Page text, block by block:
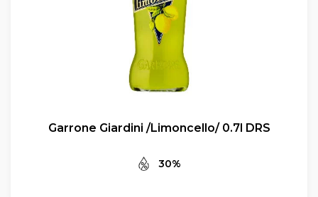
Garrone Giardini /Limoncello/ 0.7l DRS
30%